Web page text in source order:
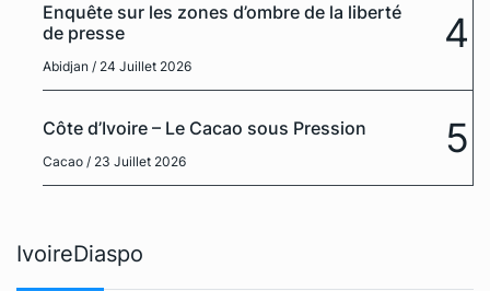
Enquête sur les zones d’ombre de la liberté
de presse
Abidjan / 24 Juillet 2026
4
Côte d’Ivoire – Le Cacao sous Pression
Cacao / 23 Juillet 2026 5
IvoireDiaspo